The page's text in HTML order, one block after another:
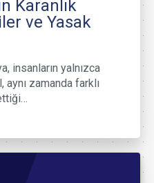
Karanlık
ve Yasak
insanların yalnızca
aynı zamanda farklı